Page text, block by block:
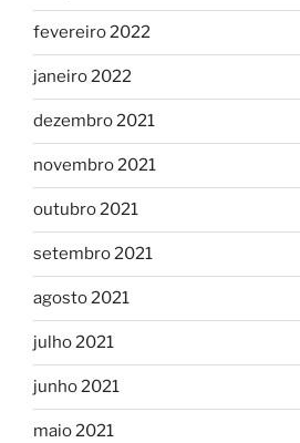
fevereiro 2022
janeiro 2022
dezembro 2021
novembro 2021
outubro 2021
setembro 2021
agosto 2021
julho 2021
junho 2021
maio 2021